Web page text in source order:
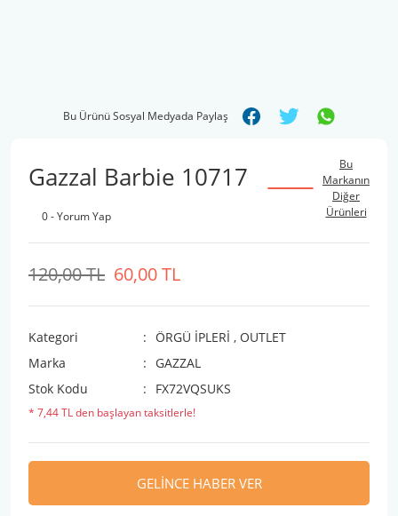
Bu Ürünü Sosyal Medyada Paylaş
Gazzal Barbie 10717
0 - Yorum Yap
Bu
Markanın
Diğer
Ürünleri
60,00 TL
120,00 TL
Kategori ÖRGÜ İPLERİ , OUTLET
Marka
GAZZAL
Stok Kodu
FX72VQSUKS
* 7,44 TL den başlayan taksitlerle!
GELİNCE HABER VER